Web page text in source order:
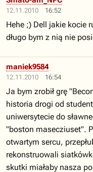
12.11.2010 16:52
Hehe ;) Dell jakie kocie
długo bym z nią nie
12.11.2010 16:54
maniek9584
Ja bym zrobił grę
historia drogi od
uniwersytecie do
"boston masecziuset".
otwartym sercu,
rekonstruowali
skutki miałaby nasza